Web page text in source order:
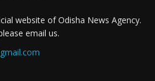
website of Odisha News Agency.
email us.